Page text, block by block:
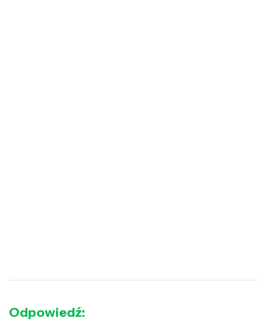
Odpowiedź: